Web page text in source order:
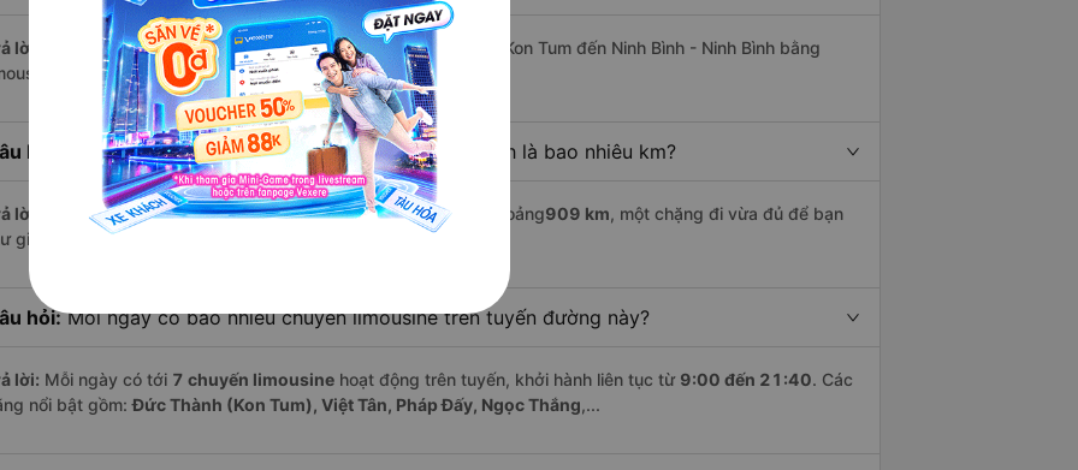
lời: Trung bình, bạn chỉ mất khoảng21.5 giờđể di chuyển từ Kon Tum đến Ninh Bình - Ninh Bình bằng
nếu giao thông thuận lợi.
hỏi: Khoảng cách từ Kon Tum đi Ninh Bình - Ninh Bình là bao nhiêu km?
lời: Quãng đường từ Kon Tum đến Ninh Bình - Ninh Bình dài khoảng909 km, một chặng đi vừa đủ để bạn
giãn trên xe limousine thoải mái.
hỏi:Mỗi ngày có bao nhiêu chuyến limousine trên tuyến đường này?
lời: Mỗi ngày có tới 7 chuyến limousine hoạt động trên tuyến, khởi hành liên tục từ 9:00 đến 21:40. Các
nổi bật gồm:Đức Thành (Kon Tum), Việt Tân, Pháp Đấy, Ngọc Thắng,...